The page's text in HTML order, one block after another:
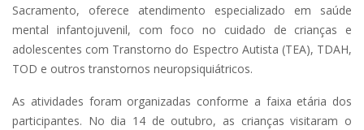
Sacramento, oferece atendimento especializado em saúde
mental infantojuvenil, com foco no cuidado de crianças e
adolescentes com Transtorno do Espectro Autista (TEA), TDAH,
TOD e outros transtornos neuropsiquiátricos.
As atividades foram organizadas conforme a faixa etária dos
participantes. No dia 14 de outubro, as crianças visitaram o